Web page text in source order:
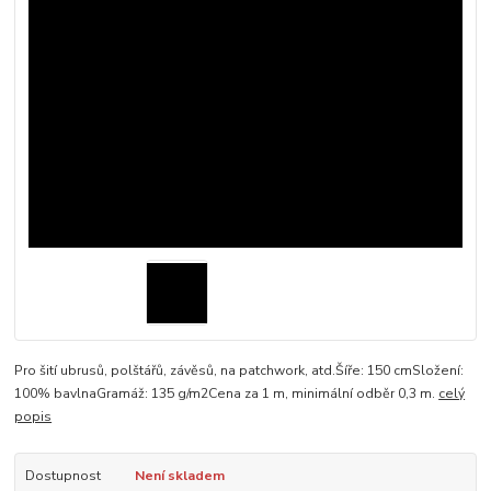
Pro šití ubrusů, polštářů, závěsů, na patchwork, atd.Šíře: 150 cmSložení:
100% bavlnaGramáž: 135 g/m2Cena za 1 m, minimální odběr 0,3 m. celý
popis
Dostupnost Není skladem